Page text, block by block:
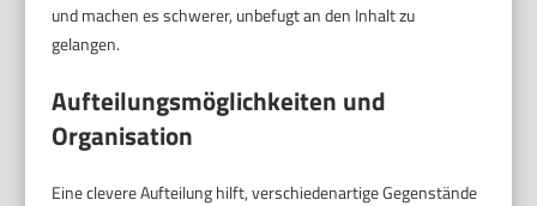
und machen es schwerer, unbefugt an den Inhalt zu
gelangen.
Aufteilungsmöglichkeiten und
Organisation
Eine clevere Aufteilung hilft, verschiedenartige Gegenstände